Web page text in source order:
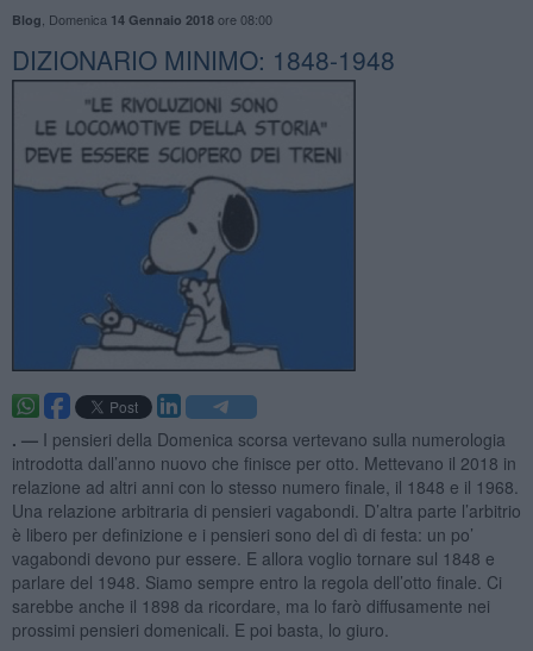
Blog Domenica 14 Gennaio 2018ore 08:00
DIZIONARIO MINIMO: 1848-1948
. — I pensieri della Domenica scorsa vertevano sulla numerologia
introdotta dall’anno nuovo che finisce per otto. Mettevano il 2018 in
relazione ad altri anni con lo stesso numero finale, il 1848 e il 1968.
Una relazione arbitraria di pensieri vagabondi. D’altra parte l’arbitrio
è libero per definizione e i pensieri sono del dì di festa: un po’
vagabondi devono pur essere. E allora voglio tornare sul 1848 e
parlare del 1948. Siamo sempre entro la regola dell’otto finale. Ci
sarebbe anche il 1898 da ricordare, ma lo farò diffusamente nei
prossimi pensieri domenicali. E poi basta, lo giuro.